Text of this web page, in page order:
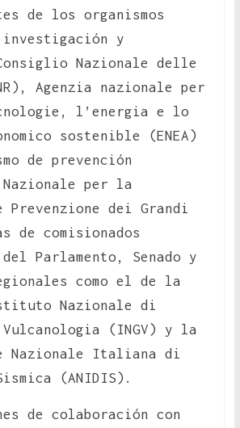
de los organismos
y
Nazionale delle
Agenzia nazionale per
l’energia e lo
sostenible (ENEA)
de prevención
Nazionale per la
Prevenzione dei Grandi
de comisionados
Parlamento, Senado y
como el de la
Nazionale di
(INGV) y la
Nazionale Italiana di
(ANIDIS).
de colaboración con